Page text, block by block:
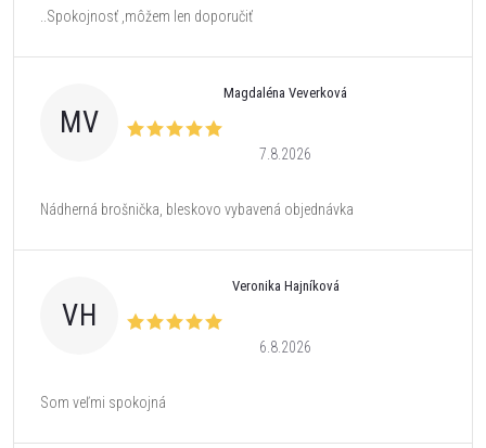
..Spokojnosť ,môžem len doporučiť
MV
Magdaléna Veverková
7.8.2026
Nádherná brošnička, bleskovo vybavená objednávka
VH
Veronika Hajníková
6.8.2026
Som veľmi spokojná